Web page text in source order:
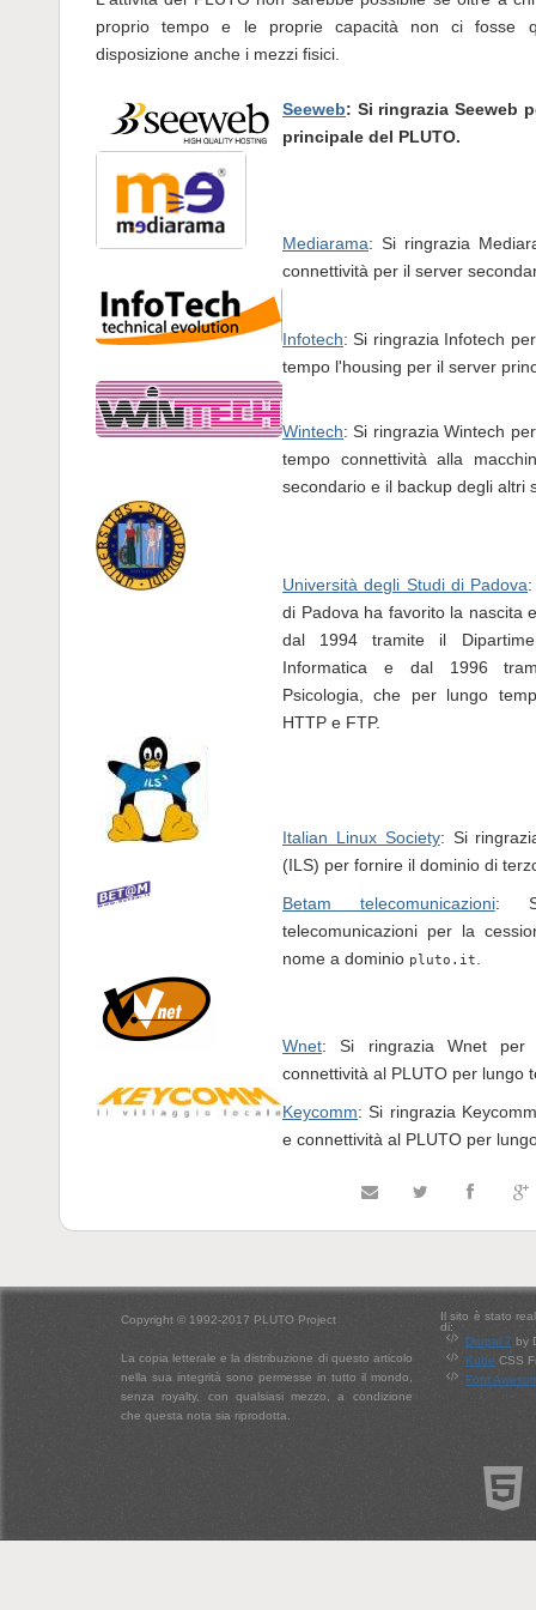
proprio tempo e le proprie capacità non ci fosse
disposizione anche i mezzi fisici.
Seeweb: Si ringrazia Seeweb
principale del PLUTO.
Mediarama: Si ringrazia
connettività per il server
Infotech: Si ringrazia Infotech
tempo l'housing per il server
Wintech: Si ringrazia Wintech
tempo connettività alla
secondario e il backup degli altri
Università degli Studi di Padova
di Padova ha favorito la nascita
dal 1994 tramite il
Informatica e dal 1996
Psicologia, che per lungo
HTTP e FTP.
Italian Linux Society: Si
(ILS) per fornire il dominio di
Betam telecomunicazioni: Si
telecomunicazioni per la
nome a dominio pluto.it
Wnet: Si ringrazia Wnet per
connettività al PLUTO per lungo
Keycomm: Si ringrazia
e connettività al PLUTO per
Copyright © 1992-2017 PLUTO Project
La copia letterale e la distribuzione di questo articolo
nella sua integrità sono permesse in tutto il mondo,
senza royalty, con qualsiasi mezzo, a condizione
che questa nota sia riprodotta.
Il sito è stato
di:
Drupal 7 by
Kube CSS
Font